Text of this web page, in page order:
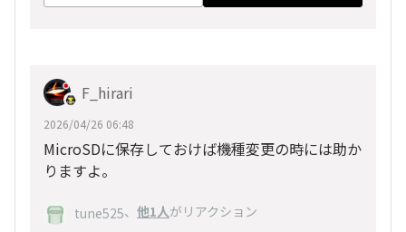
F_hirari
2026/04/26 06:48
MicroSDに保存しておけば機種変更の時には助か
りますよ。
tune525、 他1人がリアクション